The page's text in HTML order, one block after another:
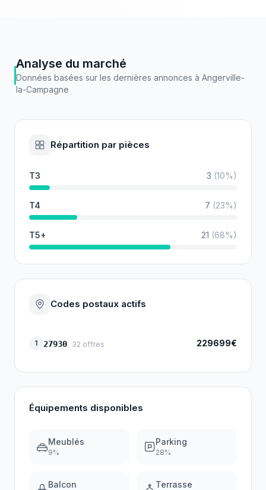
Analyse du marché
Données basées sur les dernières annonces àAngerville-
la-Campagne
Répartition par pièces
T3 3 (10%)
T4 7 (23%)
T5+ 21 (68%)
Codes postaux actifs
1 27930 32 offres 229699€
Équipements disponibles
Meublés
9%
Parking
28%
Balcon Terrasse